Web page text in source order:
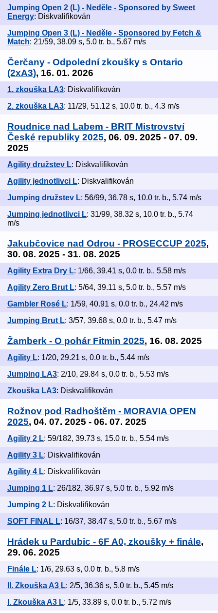
Jumping Open 2 (L) - Neděle - Sponsored by Sweet
Energy: Diskvalifikován
Jumping Open 3 (L) - Neděle - Sponsored by Fetch &
Match: 21/59, 38.09 s, 5.0 tr. b., 5.67 m/s
Čerčany - Odpolední zkoušky s Ontario
(2xA3), 16. 01. 2026
1. zkouška LA3: Diskvalifikován
2. zkouška LA3: 11/29, 51.12 s, 10.0 tr. b., 4.3 m/s
Roudnice nad Labem - BRIT Mistrovství
České republiky 2025, 06. 09. 2025 - 07. 09.
2025
Agility družstev L: Diskvalifikován
Agility jednotlivci L: Diskvalifikován
Jumping družstev L: 56/99, 36.78 s, 10.0 tr. b., 5.74 m/s
Jumping jednotlivci L: 31/99, 38.32 s, 10.0 tr. b., 5.74
m/s
Jakubčovice nad Odrou - PROSECCUP 2025,
30. 08. 2025 - 31. 08. 2025
Agility Extra Dry L: 1/66, 39.41 s, 0.0 tr. b., 5.58 m/s
Agility Zero Brut L: 5/64, 39.11 s, 5.0 tr. b., 5.57 m/s
Gambler Rosé L: 1/59, 40.91 s, 0.0 tr. b., 24.42 m/s
Jumping Brut L: 3/57, 39.68 s, 0.0 tr. b., 5.47 m/s
Žamberk - O pohár Fitmin 2025, 16. 08. 2025
Agility L: 1/20, 29.21 s, 0.0 tr. b., 5.44 m/s
Jumping LA3: 2/10, 29.84 s, 0.0 tr. b., 5.53 m/s
Zkouška LA3: Diskvalifikován
Rožnov pod Radhoštěm - MORAVIA OPEN
2025, 04. 07. 2025 - 06. 07. 2025
Agility 2 L: 59/182, 39.73 s, 15.0 tr. b., 5.54 m/s
Agility 3 L: Diskvalifikován
Agility 4 L: Diskvalifikován
Jumping 1 L: 26/182, 36.97 s, 5.0 tr. b., 5.92 m/s
Jumping 2 L: Diskvalifikován
SOFT FINAL L: 16/37, 38.47 s, 5.0 tr. b., 5.67 m/s
Hrádek u Pardubic - 6F A0, zkoušky + finále,
29. 06. 2025
Finále L: 1/6, 29.63 s, 0.0 tr. b., 5.8 m/s
II. Zkouška A3 L: 2/5, 36.36 s, 5.0 tr. b., 5.45 m/s
I. Zkouška A3 L: 1/5, 33.89 s, 0.0 tr. b., 5.72 m/s